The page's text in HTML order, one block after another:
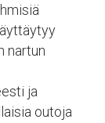
nartun
ja
outoja